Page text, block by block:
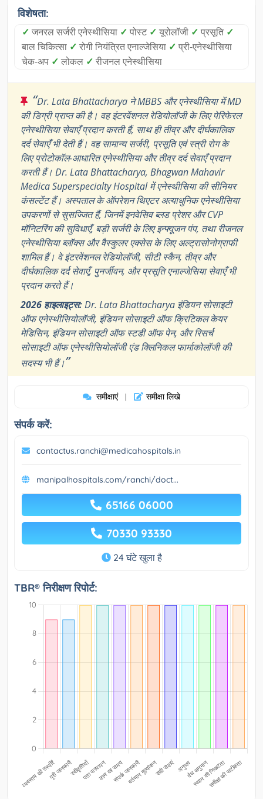
विशेषता:
✓ जनरल सर्जरी एनेस्थीसिया ✓ पोस्ट ✓ यूरोलॉजी ✓ प्रसूति ✓
बाल चिकित्सा ✓ रोगी नियंत्रित एनाल्जेसिया ✓ प्री-एनेस्थीसिया
चेक-अप ✓ लोकल ✓ रीजनल एनेस्थीसिया
“Dr. Lata Bhattacharya ने MBBS और एनेस्थीसिया में MD
की डिग्री प्राप्त की है। वह इंटरवेंशनल रेडियोलॉजी के लिए पेरिफेरल
एनेस्थीसिया सेवाएँ प्रदान करती हैं, साथ ही तीव्र और दीर्घकालिक
दर्द सेवाएँ भी देती हैं। वह सामान्य सर्जरी, प्रसूति एवं स्त्री रोग के
लिए प्रोटोकॉल-आधारित एनेस्थीसिया और तीव्र दर्द सेवाएँ प्रदान
करती हैं। Dr. Lata Bhattacharya, Bhagwan Mahavir
Medica Superspecialty Hospital में एनेस्थीसिया की सीनियर
कंसल्टेंट हैं। अस्पताल के ऑपरेशन थिएटर अत्याधुनिक एनेस्थीसिया
उपकरणों से सुसज्जित हैं, जिनमें इनवेसिव ब्लड प्रेशर और CVP
मॉनिटरिंग की सुविधाएँ, बड़ी सर्जरी के लिए इन्फ्यूजन पंप, तथा रीजनल
एनेस्थीसिया ब्लॉक्स और वैस्कुलर एक्सेस के लिए अल्ट्रासोनोग्राफी
शामिल हैं। वे इंटरवेंशनल रेडियोलॉजी, सीटी स्कैन, तीव्र और
दीर्घकालिक दर्द सेवाएँ, पुनर्जीवन, और प्रसूति एनाल्जेसिया सेवाएँ भी
प्रदान करते हैं।
2026 हाइलाइट्स:Dr. Lata Bhattacharya इंडियन सोसाइटी
ऑफ एनेस्थीसियोलॉजी, इंडियन सोसाइटी ऑफ क्रिटिकल केयर
मेडिसिन, इंडियन सोसाइटी ऑफ स्टडी ऑफ पेन, और रिसर्च
सोसाइटी ऑफ एनेस्थीसियोलॉजी एंड क्लिनिकल फार्माकोलॉजी की
सदस्य भी हैं।”
समीक्षाएं | समीक्षा लिखे
संपर्क करें:
contactus.ranchi@medicahospitals.in
manipalhospitals.com/ranchi/doct...
65166 06000
70330 93330
24 घंटे खुला है
TBR® निरीक्षण रिपोर्ट: